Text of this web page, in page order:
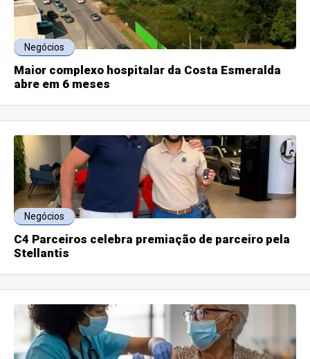
Negócios
Maior complexo hospitalar da Costa Esmeralda
abre em 6 meses
Negócios
C4 Parceiros celebra premiação de parceiro pela
Stellantis